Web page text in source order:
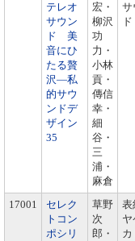
テレオ
サウン
ド 美
音にひ
たる贅
沢―私
的サウ
ンドデ
ザイン
35
宏・
柳沢
功
力・
小林
貢・
傳信
幸・
細
谷・
三
浦・
麻倉
サ
ド
17001
セレク
トコン
ポシリ
草野
次
郎・
表
ヤ
カ